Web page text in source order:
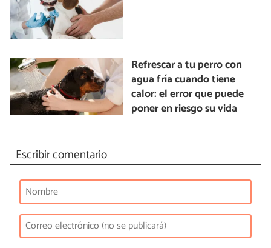
Refrescar a tu perro con
agua fría cuando tiene
calor: el error que puede
poner en riesgo su vida
Escribir comentario